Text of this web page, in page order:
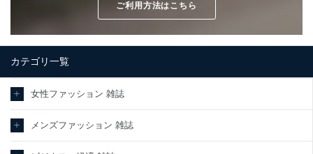
ご利用方法はこちら
カテゴリ一覧
女性ファッション 雑誌
メンズファッション 雑誌